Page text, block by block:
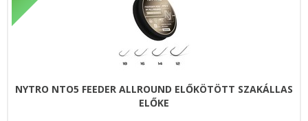
NYTRO NTO5 FEEDER ALLROUND ELŐKÖTÖTT SZAKÁLLAS
ELŐKE